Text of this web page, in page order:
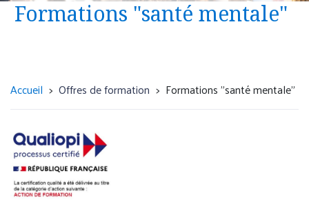
Urgence psychiatrique avec présomption
d’hospitalisation, sans nécessité d'une prise en
4 rue Paul Eluard
76300 Sotteville-lès-Rouen
02 32 95 18 33
Accueil 24h/24.
Formations "santé mentale"
Accueil Offres de formation Formations "santé mentale"